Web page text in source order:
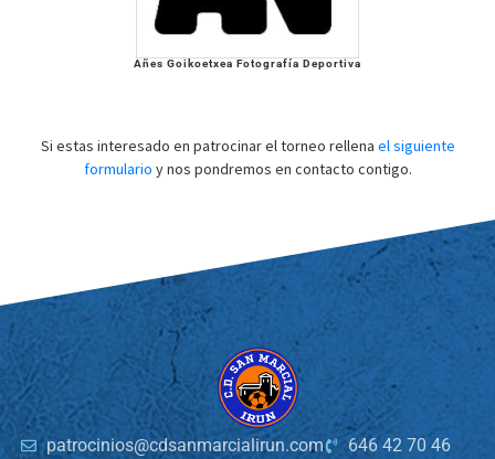
Añes Goikoetxea Fotografía Deportiva
Si estas interesado en patrocinar el torneo rellena el siguiente
formulario y nos pondremos en contacto contigo.
patrocinios@cdsanmarcialirun.com 646 42 70 46